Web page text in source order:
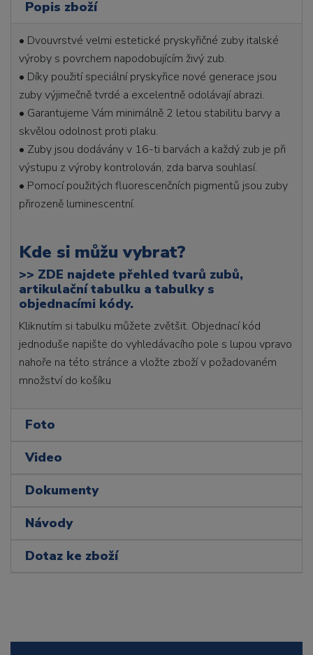
Popis zboží
• Dvouvrstvé velmi estetické pryskyřičné zuby italské
výroby s povrchem napodobujícím živý zub.
• Díky použití speciální pryskyřice nové generace jsou
zuby výjimečně tvrdé a excelentně odolávají abrazi.
• Garantujeme Vám minimálně 2 letou stabilitu barvy a
skvělou odolnost proti plaku.
• Zuby jsou dodávány v 16-ti barvách a každý zub je při
výstupu z výroby kontrolován, zda barva souhlasí.
• Pomocí použitých fluorescenčních pigmentů jsou zuby
přirozeně luminescentní.
Kde si můžu vybrat?
>> ZDE najdete přehled tvarů zubů,
artikulační tabulku a tabulky s
objednacími kódy.
Kliknutím si tabulku můžete zvětšit. Objednací kód
jednoduše napište do vyhledávacího pole s lupou vpravo
nahoře na této stránce a vložte zboží v požadovaném
množství do košíku
Foto
Video
Dokumenty
Návody
Dotaz ke zboží